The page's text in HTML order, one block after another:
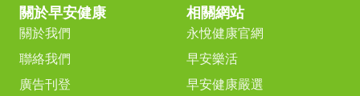
關於早安健康
關於我們
聯絡我們
廣告刊登
相關網站
永悅健康官網
早安樂活
早安健康嚴選